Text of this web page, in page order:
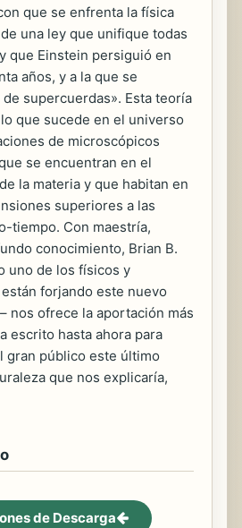
que se enfrenta la física
una ley que unifique todas
que Einstein persiguió en
años, y a la que se
supercuerdas». Esta teoría
que sucede en el universo
de microscópicos
se encuentran en el
la materia y que habitan en
superiores a las
tiempo. Con maestría,
conocimiento, Brian B.
uno de los físicos y
forjando este nuevo
nos ofrece la aportación más
escrito hasta ahora para
gran público este último
que nos explicaría,
de Descarga